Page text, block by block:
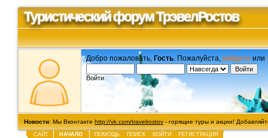
Туристический форум ТрэвелРостов
Добро пожаловать, Гость . Пожалуйста, войдите или
Войти
Новости: Мы Вконтакте http://vk.com/travelrostov - горящие туры и акции!
САЙТ НАЧАЛО ПОМОЩЬ ПОИСК ВОЙТИ РЕГИСТРАЦИЯ